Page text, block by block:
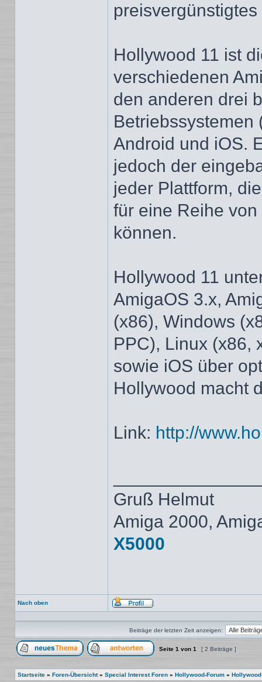
Hollywood 11 ist
verschiedenen
den anderen drei
Betriebssystemen
Android und iOS.
jedoch der
jeder Plattform,
für eine Reihe
können.
Hollywood 11
AmigaOS 3.x,
(x86), Windows
PPC), Linux (x86,
sowie iOS über
Hollywood macht
Link: http://
Gruß Helmut
Amiga 2000,
X5000
Nach oben
Profil
Beiträge der letzten Zeit anzeigen:
Seite 1 von 1 [ 2 Beiträge ]
Startseite » Foren-Übersicht» Special Interest Foren » Hollywood-Forum »